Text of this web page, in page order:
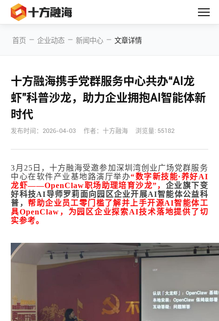
首页 — 企业动态 — 新闻中心 — 文章详情
十方融海携手党群服务中心共办“AI龙
虾”科普沙龙，助力企业拥抱AI智能体新
时代
发布时间： 2026-04-03 作者：十方融海 浏览量: 55182
3月25日，十方融海受邀参加深圳湾创业广场党群服务
中心在软件产业基地路演厅举办“数字新技能·养好AI
龙虾——OpenClaw职场助理培育沙龙”， 企业旗下变
好科技AI导师罗莉面向园区企业开展AI智能体公益科
普，帮助企业员工零门槛了解并上手开源AI智能体工
具OpenClaw， 为园区企业探索AI技术落地提供了切
实参考。